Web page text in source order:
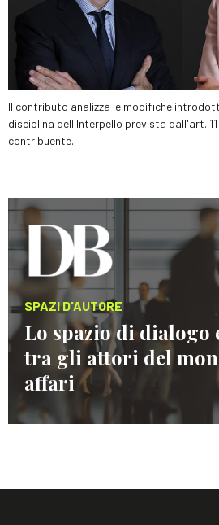
Il contributo analizza le modifiche
disciplina dell'Interpello prevista dall'art.
contribuente.
SPAZI D'AUTORE
Lo spazio di dialogo
tra gli attori del
affari